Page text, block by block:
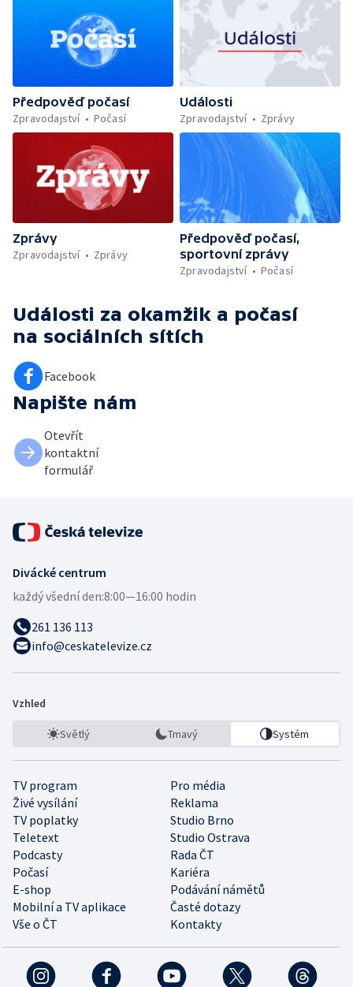
Předpověď počasí
Zpravodajství
Počasí
Události
Zpravodajství
Zprávy
Zprávy
Zpravodajství
Zprávy
Předpověď počasí,
sportovní zprávy
Zpravodajství
Počasí
Události za okamžik a počasí
na sociálních sítích
Facebook
Napište nám
Otevřít
kontaktní
formulář
Divácké centrum
každý všední den:8:00—16:00 hodin
261 136 113
info@ceskatelevize.cz
Vzhled
Světlý Tmavý Systém
TV program
Pro média
Živé vysílání
Reklama
TV poplatky
Studio Brno
Teletext
Studio Ostrava
Podcasty
Rada ČT
Počasí
Kariéra
E-shop
Podávání námětů
Mobilní a TV aplikace
Časté dotazy
Vše o ČT
Kontakty